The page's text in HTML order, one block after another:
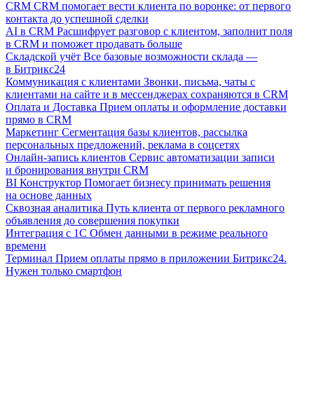
CRM CRM помогает вести клиента по воронке: от первого
контакта до успешной сделки
AI в CRM Расшифрует разговор с клиентом, заполнит поля
в CRM и поможет продавать больше
Складской учёт Все базовые возможности склада —
в Битрикс24
Коммуникация с клиентами Звонки, письма, чаты с
клиентами на сайте и в мессенджерах сохраняются в CRM
Оплата и Доставка Прием оплаты и оформление доставки
прямо в CRM
Маркетинг Сегментация базы клиентов, рассылка
персональных предложений, реклама в соцсетях
Онлайн-запись клиентов Сервис автоматизации записи
и бронирования внутри CRM
BI Конструктор Помогает бизнесу принимать решения
на основе данных
Сквозная аналитика Путь клиента от первого рекламного
объявления до совершения покупки
Интеграция с 1С Обмен данными в режиме реального
времени
Терминал Прием оплаты прямо в приложении Битрикс24.
Нужен только смартфон